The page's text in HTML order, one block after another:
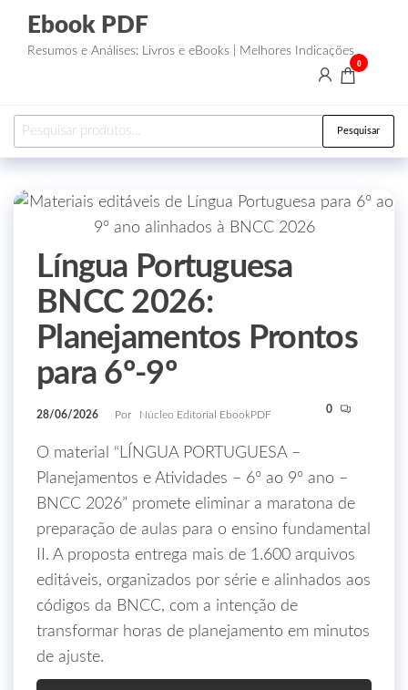
Ebook PDF
Resumos e Análises: Livros e eBooks | Melhores Indicações
0
Pesquisar
Língua Portuguesa
BNCC 2026:
Planejamentos Prontos
para 6º‑9º
28/06/2026 Por Núcleo Editorial EbookPDF 0
O material “LÍNGUA PORTUGUESA –
Planejamentos e Atividades – 6º ao 9º ano –
BNCC 2026” promete eliminar a maratona de
preparação de aulas para o ensino fundamental
II. A proposta entrega mais de 1.600 arquivos
editáveis, organizados por série e alinhados aos
códigos da BNCC, com a intenção de
transformar horas de planejamento em minutos
de ajuste.